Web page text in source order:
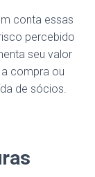
conta essas
percebido
seu valor
compra ou
de sócios.